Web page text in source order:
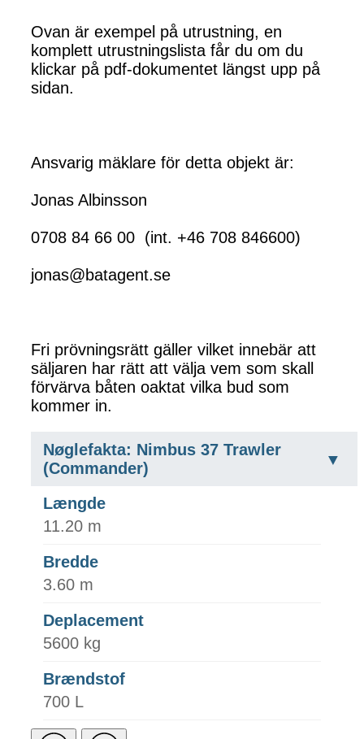
Ovan är exempel på utrustning, en
komplett utrustningslista får du om du
klickar på pdf-dokumentet längst upp på
sidan.
Ansvarig mäklare för detta objekt är:
Jonas Albinsson
0708 84 66 00 (int. +46 708 846600)
jonas@batagent.se
Fri prövningsrätt gäller vilket innebär att
säljaren har rätt att välja vem som skall
förvärva båten oaktat vilka bud som
kommer in.
Nøglefakta: Nimbus 37 Trawler
(Commander)
Længde
11.20 m
Bredde
3.60 m
Deplacement
5600 kg
Brændstof
700 L